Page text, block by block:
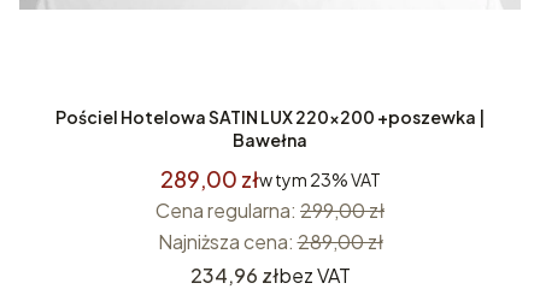
Pościel Hotelowa SATIN LUX 220x200 +poszewka |
Bawełna
289,00 złw tym 23%VAT
Cena regularna: 299,00 zł
Najniższa cena: 289,00 zł
Cena
234,96 złbez VAT